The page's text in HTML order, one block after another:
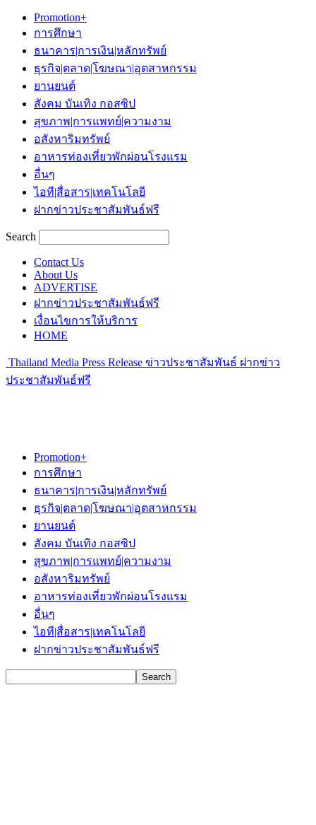
Promotion+
การศึกษา
ธนาคาร|การเงิน|หลักทรัพย์
ธุรกิจ|ตลาด|โฆษณา|อุตสาหกรรม
ยานยนต์
สังคม บันเทิง กอสซิป
สุขภาพ|การแพทย์|ความงาม
อสังหาริมทรัพย์
อาหารท่องเที่ยวพักผ่อนโรงแรม
อื่นๆ
ไอที|สื่อสาร|เทคโนโลยี
ฝากข่าวประชาสัมพันธ์ฟรี
Search
Contact Us
About Us
ADVERTISE
ฝากข่าวประชาสัมพันธ์ฟรี
เงื่อนไขการให้บริการ
HOME
Thailand Media Press Release ข่าวประชาสัมพันธ์ ฝากข่าว
ประชาสัมพันธ์ฟรี
Promotion+
การศึกษา
ธนาคาร|การเงิน|หลักทรัพย์
ธุรกิจ|ตลาด|โฆษณา|อุตสาหกรรม
ยานยนต์
สังคม บันเทิง กอสซิป
สุขภาพ|การแพทย์|ความงาม
อสังหาริมทรัพย์
อาหารท่องเที่ยวพักผ่อนโรงแรม
อื่นๆ
ไอที|สื่อสาร|เทคโนโลยี
ฝากข่าวประชาสัมพันธ์ฟรี